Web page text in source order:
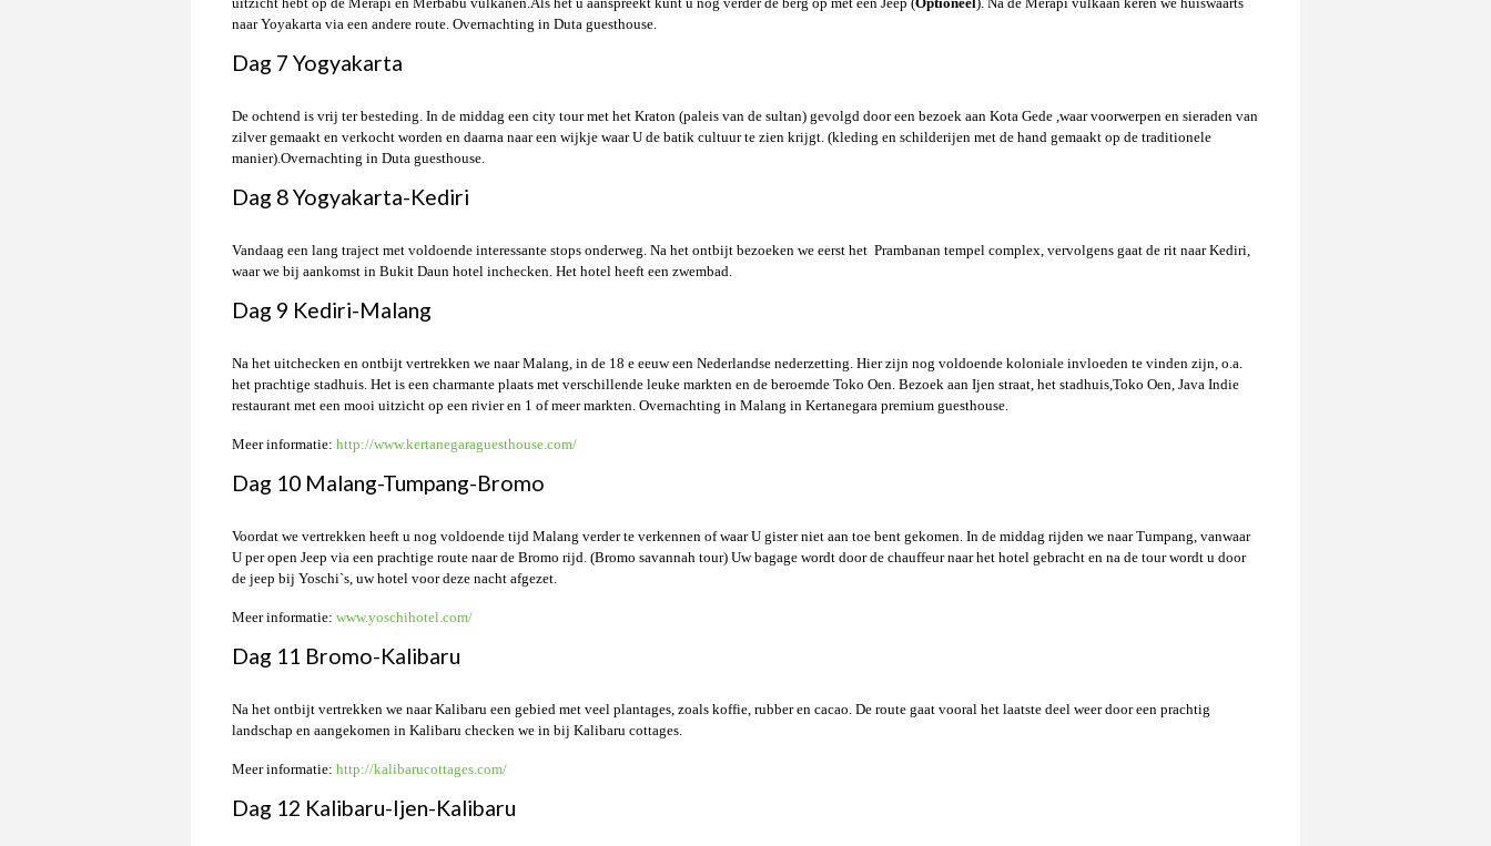
naar Yoyakarta via een andere route. Overnachting in Duta guesthouse.
Dag 7 Yogyakarta
De ochtend is vrij ter besteding. In de middag een city tour met het Kraton (paleis van de sultan) gevolgd door een bezoek aan Kota Gede ,waar voorwerpen en sieraden van
zilver gemaakt en verkocht worden en daarna naar een wijkje waar U de batik cultuur te zien krijgt. (kleding en schilderijen met de hand gemaakt op de traditionele
manier).Overnachting in Duta guesthouse.
Dag 8 Yogyakarta-Kediri
Vandaag een lang traject met voldoende interessante stops onderweg. Na het ontbijt bezoeken we eerst het Prambanan tempel complex, vervolgens gaat de rit naar Kediri,
waar we bij aankomst in Bukit Daun hotel inchecken. Het hotel heeft een zwembad.
Dag 9 Kediri-Malang
Na het uitchecken en ontbijt vertrekken we naar Malang, in de 18 e eeuw een Nederlandse nederzetting. Hier zijn nog voldoende koloniale invloeden te vinden zijn, o.a.
het prachtige stadhuis. Het is een charmante plaats met verschillende leuke markten en de beroemde Toko Oen. Bezoek aan Ijen straat, het stadhuis,Toko Oen, Java Indie
restaurant met een mooi uitzicht op een rivier en 1 of meer markten. Overnachting in Malang in Kertanegara premium guesthouse.
Meer informatie: http://www.kertanegaraguesthouse.com/
Dag 10 Malang-Tumpang-Bromo
Voordat we vertrekken heeft u nog voldoende tijd Malang verder te verkennen of waar U gister niet aan toe bent gekomen. In de middag rijden we naar Tumpang, vanwaar
U per open Jeep via een prachtige route naar de Bromo rijd. (Bromo savannah tour) Uw bagage wordt door de chauffeur naar het hotel gebracht en na de tour wordt u door
de jeep bij Yoschi`s, uw hotel voor deze nacht afgezet.
Meer informatie: www.yoschihotel.com/
Dag 11 Bromo-Kalibaru
Na het ontbijt vertrekken we naar Kalibaru een gebied met veel plantages, zoals koffie, rubber en cacao. De route gaat vooral het laatste deel weer door een prachtig
landschap en aangekomen in Kalibaru checken we in bij Kalibaru cottages.
Meer informatie: http://kalibarucottages.com/
Dag 12 Kalibaru-Ijen-Kalibaru